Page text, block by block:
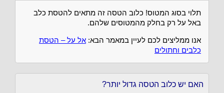
תלוי בסוג המטוס! כלוב הטסה זה מתאים להטסת כלב
באל על רק בחלק מהמטוסים שלהם.
אנו ממליצים לכם לעיין במאמר הבא: אל על – הטסת
כלבים וחתולים
האם יש כלוב הטסה גדול יותר?